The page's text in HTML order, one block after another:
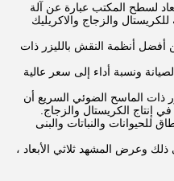
لسطح المكتب عبارة عن آلة
للكريستال والزجاج والاكريليك
أفضل أنظمة النقش بالليزر ذات
ونسبة أداء إلى سعر عالية
ذات الماسح الضوئي السريع أن
في إنتاج الكريستال والزجاج.
للحيوانات والنباتات والبنى
ذلك وعرض المشهد ثلاثي الأبعاد ،